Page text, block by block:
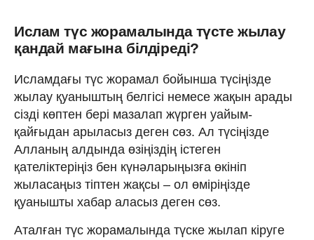
Ислам түс жорамалында түсте жылау
қандай мағына білдіреді?
Исламдағы түс жорамал бойынша түсіңізде
жылау қуаныштың белгісі немесе жақын арады
сізді көптен бері мазалап жүрген уайым-
қайғыдан арыласыз деген сөз. Ал түсіңізде
Алланың алдында өзіңіздің істеген
қателіктеріңіз бен күнәларыңызға өкініп
жыласаңыз тіптен жақсы – ол өміріңізде
қуанышты хабар аласыз деген сөз.
Аталған түс жорамалында түске жылап кіруге